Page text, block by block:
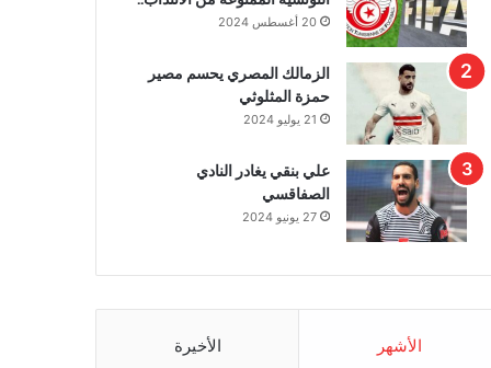
20 أغسطس 2024
الزمالك المصري يحسم مصير
حمزة المثلوثي
21 يوليو 2024
علي بنقي يغادر النادي
الصفاقسي
27 يونيو 2024
الأشهر الأخيرة